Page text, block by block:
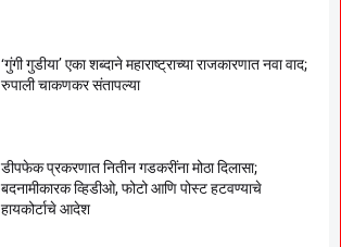
‘गुंगी गुडीया’ एका शब्दाने महाराष्ट्राच्या राजकारणात नवा वाद;
रुपाली चाकणकर संतापल्या
डीपफेक प्रकरणात नितीन गडकरींना मोठा दिलासा;
बदनामीकारक व्हिडीओ, फोटो आणि पोस्ट हटवण्याचे
हायकोर्टाचे आदेश